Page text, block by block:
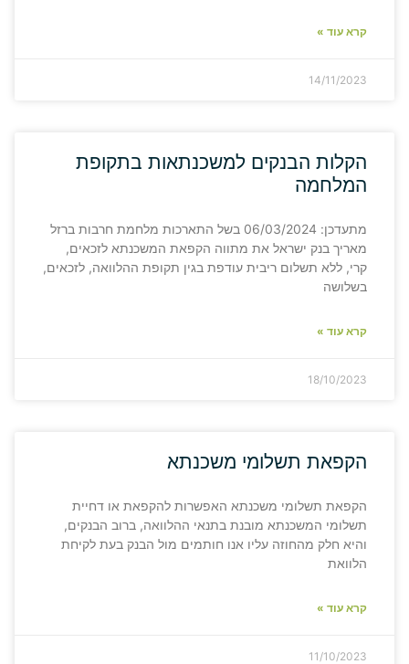
קרא עוד »
14/11/2023
הקלות הבנקים למשכנתאות בתקופת
המלחמה
מתעדכן: 06/03/2024 בשל התארכות מלחמת חרבות ברזל
מאריך בנק ישראל את מתווה הקפאת המשכנתא לזכאים,
קרי, ללא תשלום ריבית עודפת בגין תקופת ההלוואה, לזכאים,
בשלושה
קרא עוד »
18/10/2023
הקפאת תשלומי משכנתא
הקפאת תשלומי משכנתא האפשרות להקפאת או דחיית
תשלומי המשכנתא מובנת בתנאי ההלוואה, ברוב הבנקים,
והיא חלק מהחוזה עליו אנו חותמים מול הבנק בעת לקיחת
הלוואת
קרא עוד »
11/10/2023